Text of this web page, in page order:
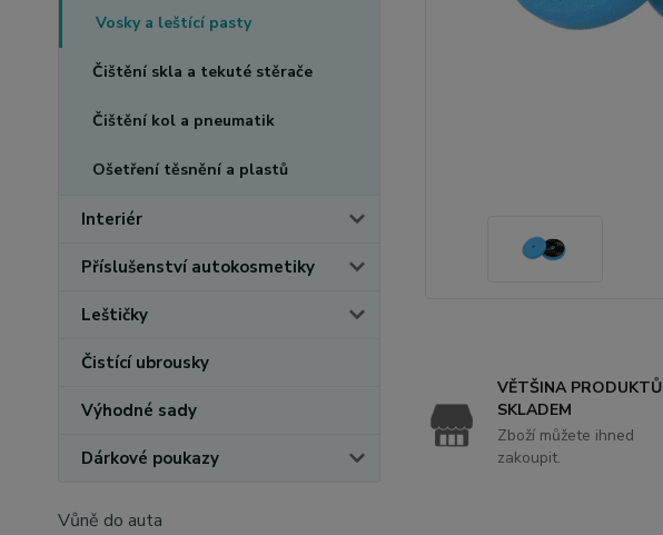
Vosky a leštící pasty
Čištění skla a tekuté stěrače
Čištění kol a pneumatik
Ošetření těsnění a plastů
Interiér
Příslušenství autokosmetiky
Leštičky
Čistící ubrousky
Výhodné sady
Dárkové poukazy
Vůně do auta
VĚTŠINA PRODUKTŮ
SKLADEM
Zboží můžete ihned
zakoupit.